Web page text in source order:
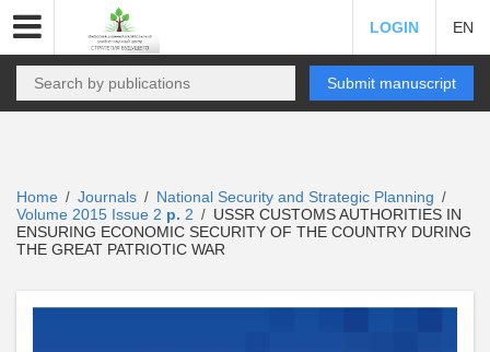
LOGIN EN
Submit manuscript
Home / Journals / National Security and Strategic Planning /
Volume 2015 Issue 2 p. 2 / USSR CUSTOMS AUTHORITIES IN
ENSURING ECONOMIC SECURITY OF THE COUNTRY DURING
THE GREAT PATRIOTIC WAR